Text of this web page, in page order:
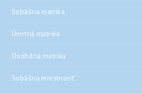
Sobášna matrika
Úmrtná matrika
Osobitná matrika
Sobášna miestnosť